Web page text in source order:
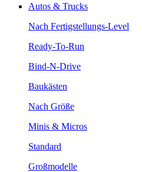
Autos & Trucks
Nach Fertigstellungs-Level
Ready-To-Run
Bind-N-Drive
Baukästen
Nach Größe
Minis & Micros
Standard
Großmodelle